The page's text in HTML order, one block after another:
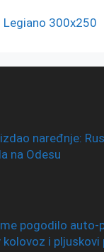
naređnje:
na Odesu
pogodilo auto-
kolovoz i